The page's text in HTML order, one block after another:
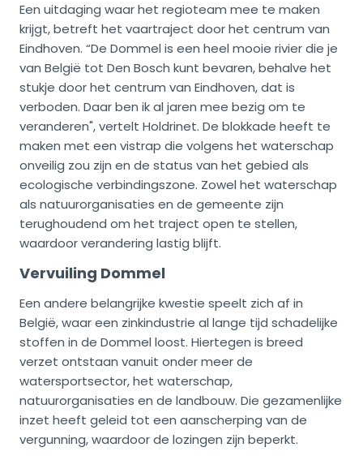
Een uitdaging waar het regioteam mee te maken
krijgt, betreft het vaartraject door het centrum van
Eindhoven. “De Dommel is een heel mooie rivier die je
van België tot Den Bosch kunt bevaren, behalve het
stukje door het centrum van Eindhoven, dat is
verboden. Daar ben ik al jaren mee bezig om te
veranderen", vertelt Holdrinet. De blokkade heeft te
maken met een vistrap die volgens het waterschap
onveilig zou zijn en de status van het gebied als
ecologische verbindingszone. Zowel het waterschap
als natuurorganisaties en de gemeente zijn
terughoudend om het traject open te stellen,
waardoor verandering lastig blijft.
Vervuiling Dommel
Een andere belangrijke kwestie speelt zich af in
België, waar een zinkindustrie al lange tijd schadelijke
stoffen in de Dommel loost. Hiertegen is breed
verzet ontstaan vanuit onder meer de
watersportsector, het waterschap,
natuurorganisaties en de landbouw. Die gezamenlijke
inzet heeft geleid tot een aanscherping van de
vergunning, waardoor de lozingen zijn beperkt.